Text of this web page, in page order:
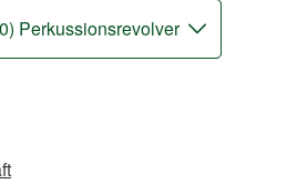
Perkussionsrevolver